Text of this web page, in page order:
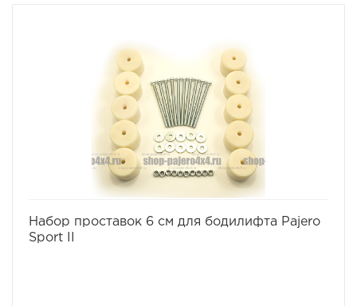
условиях офф-роуд.
В комплект проставок для бодилифта Pajero I / Montero
I входят сами проставки, а также болты, гайки и шайбы
Характеристики Комплекта проставок для бодилифта
Pajero I / Montero I:
· Высота проставки: 6 см
· Кол-во проставок: 8 шт
· Материал: капролон
Комплект проставок для бодилифта Pajero I / Montero I
Набор проставок 6 см для бодилифта Pajero
Sport II